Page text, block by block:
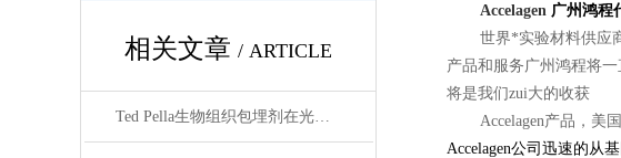
相关文章 / ARTICLE
Ted Pella生物组织包埋剂在光镜与电镜联用技术中的应用
Accelagen 广州鸿程
世界*实验材料供应
产品和服务广州鸿程将
将是我们zui大的收获
Accelagen产品， 美国
Accelagen公司迅速的从